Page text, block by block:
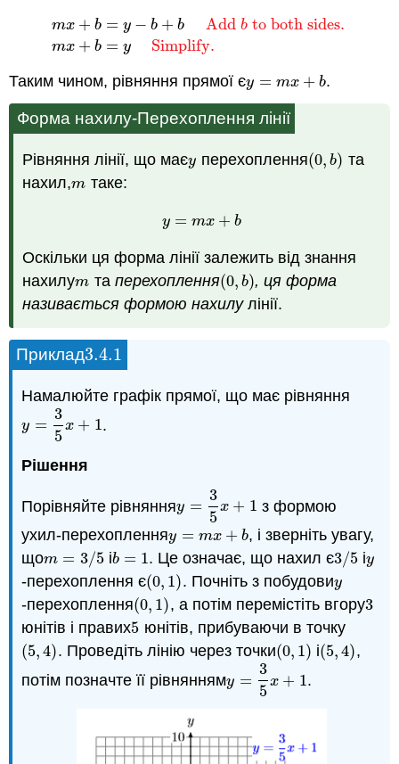
mx + b
mx + b
= y − b + b Add bto both sides.
= y Simplify.
mx+ b =y b+ Addb to both sides.m x+b=y
Таким чином, рівняння прямої єy = mx + b
y =mx+b .
Форма нахилу-Перехоплення лінії
Рівняння лінії, що маєy
y перехоплення(0, b)
(0, b) та
нахил,m
m таке:
y = mx + b
y= mx+b
Оскільки ця форма лінії залежить від знання
нахилуm
m та перехоплення(0, b)
(0, b), ця форма
називається формою нахилулінії.
Приклад3.4.1
3.4.1
Намалюйте графік прямої, що має рівняння
y =
3
5
x + 1
y =3 5x+ 1 .
Рішення
Порівняйте рівнянняy =
3
5
x + 1
y =3 5x+ 1
з формою
ухил-перехопленняy = mx + b
y =mx+b
, і зверніть увагу,
щоm = 3/5
m=3 /5 іb = 1
b =1 . Це означає, що нахил є3/5
3/5 іy
y
-перехоплення є(0, 1)
(0, 1) . Почніть з побудовиy
y
-перехоплення(0, 1)
(0, 1) , а потім перемістіть вгору3
3
юнітів і правих5
5 юнітів, прибуваючи в точку
(5, 4)
(5, 4) . Проведіть лінію через точки(0, 1)
(0, 1) і(5, 4)
(5, 4) ,
потім позначте її рівняннямy =
3
5
x + 1
y =3 5x+ 1 .